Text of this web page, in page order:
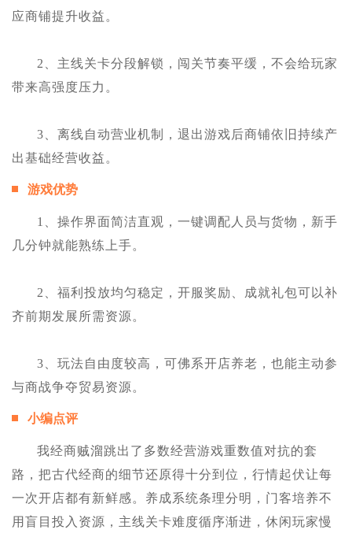
应商铺提升收益。
2、主线关卡分段解锁，闯关节奏平缓，不会给玩家
带来高强度压力。
3、离线自动营业机制，退出游戏后商铺依旧持续产
出基础经营收益。
游戏优势
1、操作界面简洁直观，一键调配人员与货物，新手
几分钟就能熟练上手。
2、福利投放均匀稳定，开服奖励、成就礼包可以补
齐前期发展所需资源。
3、玩法自由度较高，可佛系开店养老，也能主动参
与商战争夺贸易资源。
小编点评
我经商贼溜跳出了多数经营游戏重数值对抗的套
路，把古代经商的细节还原得十分到位，行情起伏让每
一次开店都有新鲜感。养成系统条理分明，门客培养不
用盲目投入资源，主线关卡难度循序渐进，休闲玩家慢